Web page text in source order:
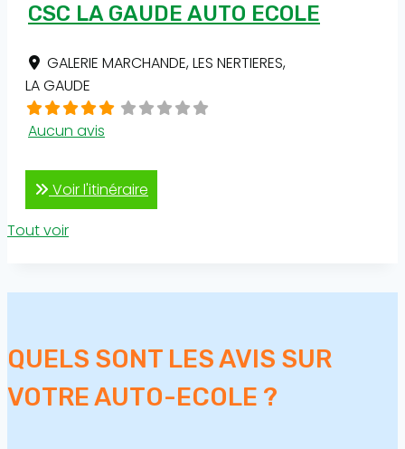
CSC LA GAUDE AUTO ECOLE
GALERIE MARCHANDE, LES NERTIERES,
LA GAUDE
Aucun avis
Voir l'itinéraire
Tout voir
QUELS SONT LES AVIS SUR
VOTRE AUTO-ECOLE ?